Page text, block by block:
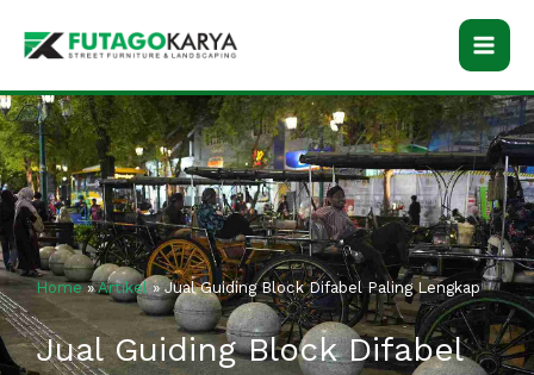
Home»Artikel»Jual Guiding Block Difabel Paling Lengkap
Jual Guiding Block Difabel